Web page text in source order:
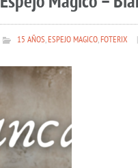
15 AÑOS,ESPEJO MAGICO,FOTERIX